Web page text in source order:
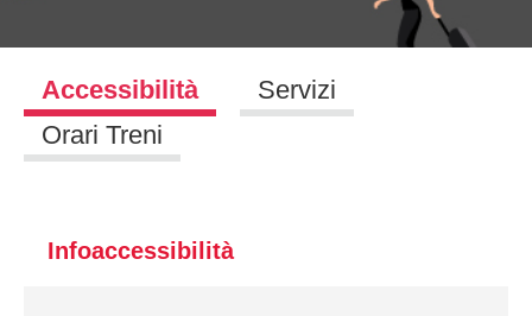
Accessibilità
Servizi
Orari Treni
Infoaccessibilità